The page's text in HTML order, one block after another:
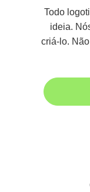
Todo
ideia.
criá-lo.